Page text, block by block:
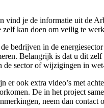
je de informatie uit de
zelf kan doen om veilig te
bedrijven in de
Belangrijk is dat u dit
sector of wijzigingen in
er ook extra video’s met
De in het project
neem dan contact